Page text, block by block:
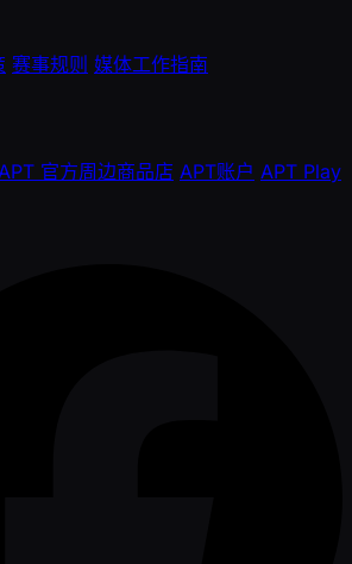
赛事规则 媒体工作指南
官方周边商品店 APT账户 APT Play